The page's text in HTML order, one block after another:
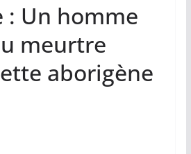
: Un homme
meurtre
aborigène